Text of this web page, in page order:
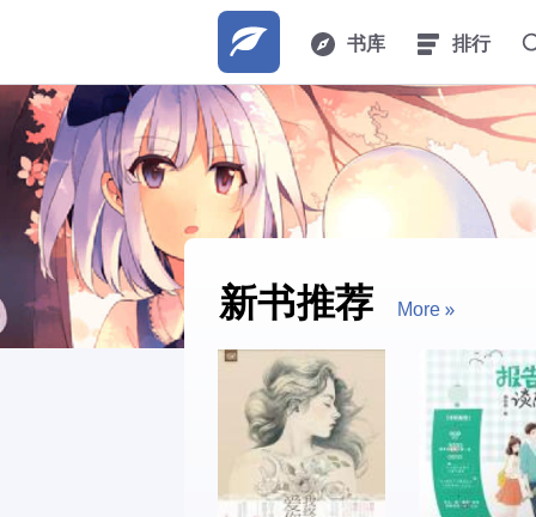
书库 排行
新书推荐 More